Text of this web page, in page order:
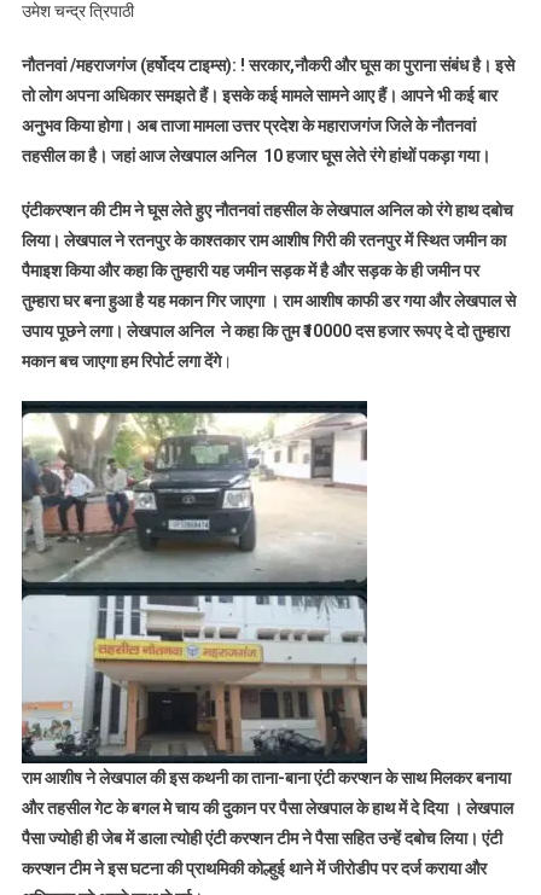
लेखपाल
अनिल
दस
रिश्वत
लेते
मुकदमा
उमेश चन्द्र त्रिपाठी
नौतनवां /महराजगंज (हर्षोदय टाइम्स): ! सरकार,नौकरी और घूस का पुराना संबंध है। इसे
तो लोग अपना अधिकार समझते हैं। इसके कई मामले सामने आए हैं। आपने भी कई बार
अनुभव किया होगा। अब ताजा मामला उत्तर प्रदेश के महाराजगंज जिले के नौतनवां
तहसील का है। जहां आज लेखपाल अनिल 10 हजार घूस लेते रंगे हांथों पकड़ा गया।
एंटीकरप्शन की टीम ने घूस लेते हुए नौतनवां तहसील के लेखपाल अनिल को रंगेहाथ दबोच
लिया। लेखपाल ने रतनपुर के काश्तकार राम आशीष गिरी की रतनपुर में स्थित जमीन का
पैमाइश किया और कहा कि तुम्हारी यह जमीन सड़क में है और सड़क के ही जमीन पर
तुम्हारा घर बना हुआ है यह मकान गिर जाएगा । राम आशीष काफी डर गया और लेखपाल से
उपाय पूछने लगा। लेखपाल अनिल ने कहा कि तुम ₹10000 दस हजार रूपए दे दो तुम्हारा
मकान बच जाएगा हम रिपोर्ट लगा देंगे।
राम आशीष ने लेखपाल की इस कथनी का ताना-बाना एंटी करप्शन के साथ मिलकर बनाया
और तहसील गेट के बगल मे चाय की दुकान पर पैसा लेखपाल के हाथ में दे दिया । लेखपाल
पैसा ज्योही ही जेब में डाला त्योही एंटी करप्शन टीम ने पैसा सहित उन्हें दबोच लिया। एंटी
करप्शन टीम ने इस घटना की प्राथमिकी कोल्हुई थाने में जीरोडीप पर दर्ज कराया और